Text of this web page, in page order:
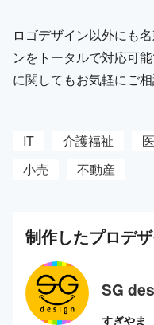
ロゴデザイン以外にも
ンをトータルで対応可
に関してもお気軽にご
IT 介護福祉
小売
不動産
制作したプロデ
SG
すぎやま